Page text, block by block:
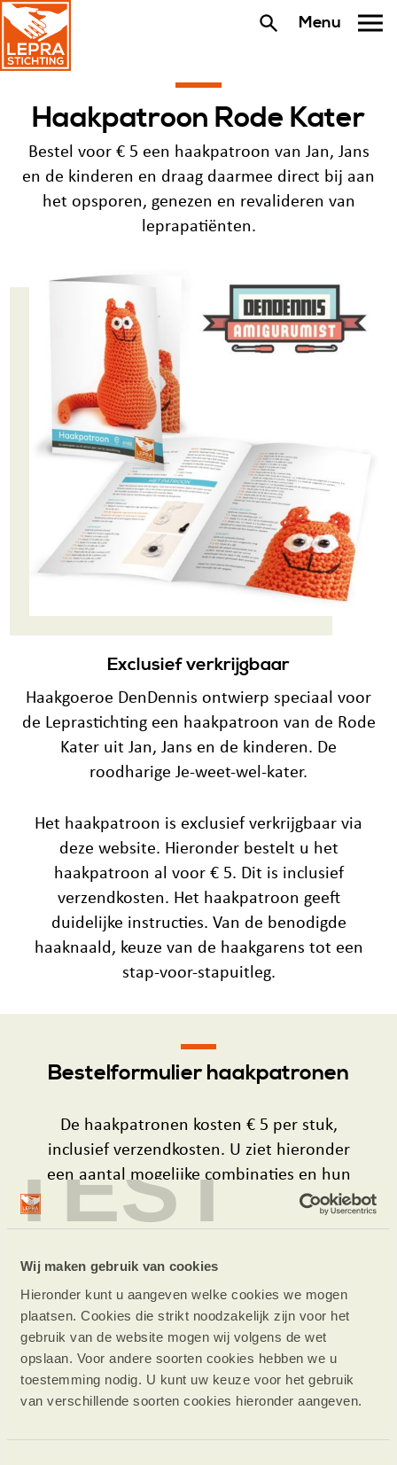
TEST
Wij maken gebruik van cookies
Hieronder kunt u aangeven welke cookies we mogen
plaatsen. Cookies die strikt noodzakelijk zijn voor het
gebruik van de website mogen wij volgens de wet
opslaan. Voor andere soorten cookies hebben we u
toestemming nodig. U kunt uw keuze voor het gebruik
van verschillende soorten cookies hieronder aangeven.
Menu
Haakpatroon Rode Kater
Bestel voor € 5 een haakpatroon van Jan, Jans
en de kinderen en draag daarmee direct bij aan
het opsporen, genezen en revalideren van
leprapatiënten.
Exclusief verkrijgbaar
Haakgoeroe DenDennis ontwierp speciaal voor
de Leprastichting een haakpatroon van de Rode
Kater uit Jan, Jans en de kinderen. De
roodharige Je-weet-wel-kater.
Het haakpatroon is exclusief verkrijgbaar via
deze website. Hieronder bestelt u het
haakpatroon al voor € 5. Dit is inclusief
verzendkosten. Het haakpatroon geeft
duidelijke instructies. Van de benodigde
haaknaald, keuze van de haakgarens tot een
stap-voor-stapuitleg.
Bestelformulier haakpatronen
De haakpatronen kosten € 5 per stuk,
inclusief verzendkosten. U ziet hieronder
een aantal mogelijke combinaties en hun
prijzen. Wilt u een andere samenstelling?
Mail dan naar info@leprastichting.nl.
Bedrag Gegevens Betaalwijze
Bedrag
€ 5
1 haakpatroon: de Rode Kater